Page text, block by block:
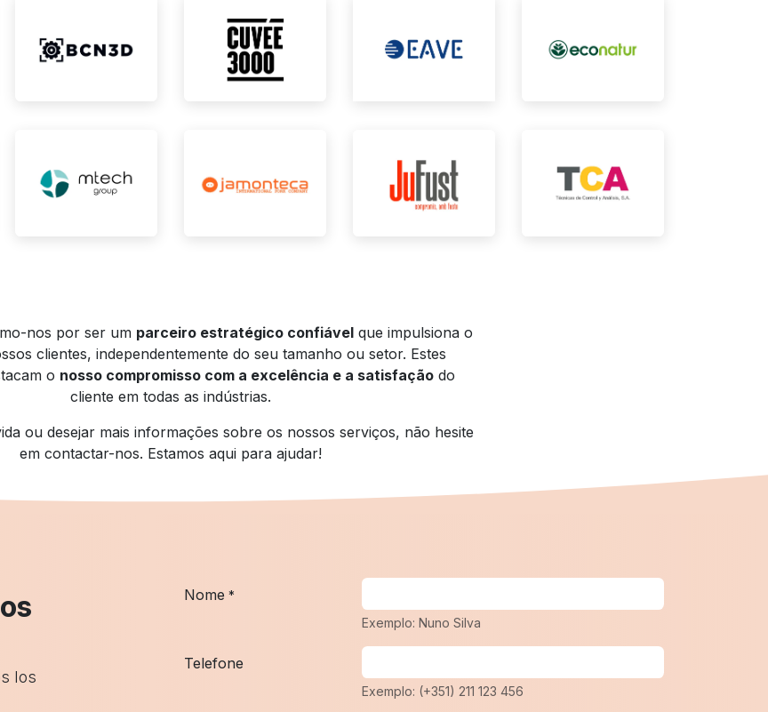
nos por ser um parceiro estratégico confiável que impulsiona o
clientes, independentemente do seu tamanho ou setor. Estes
o nosso compromisso com a excelência e a satisfação do
cliente em todas as indústrias.
ou desejar mais informações sobre os nossos serviços, não hesite
em contactar-nos. Estamos aqui para ajudar!
los
Nome *
Exemplo: Nuno Silva
Telefone
Exemplo: (+351) 211 123 456